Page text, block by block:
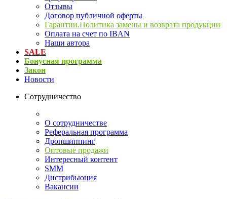
Отзывы
Договор публичной оферты
Гарантии.Политика замены и возврата продукции
Оплата на счет по IBAN
Наши автора
SALE
Бонусная программа
Закон
Новости
Сотрудничество
О сотрудничестве
Реферальная программа
Дропшиппинг
Оптовые продажи
Интересный контент
SMM
Дистрибьюция
Вакансии